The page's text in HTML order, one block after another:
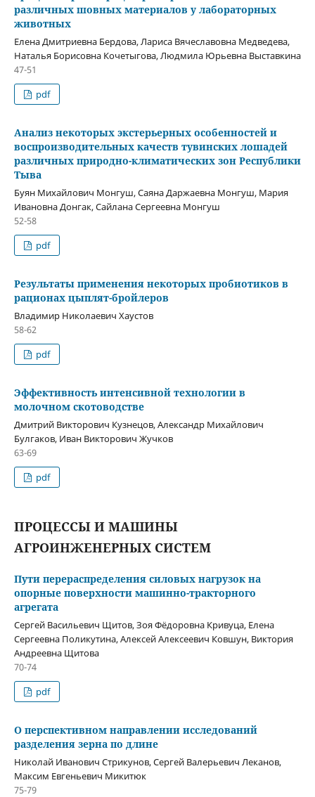
различных шовных материалов у лабораторных
животных
Елена Дмитриевна Бердова, Лариса Вячеславовна Медведева,
Наталья Борисовна Кочетыгова, Людмила Юрьевна Выставкина
47-51
pdf
Анализ некоторых экстерьерных особенностей и
воспроизводительных качеств тувинских лошадей
различных природно-климатических зон Республики
Тыва
Буян Михайлович Монгуш, Саяна Даржаевна Монгуш, Мария
Ивановна Донгак, Сайлана Сергеевна Монгуш
52-58
pdf
Результаты применения некоторых пробиотиков в
рационах цыплят-бройлеров
Владимир Николаевич Хаустов
58-62
pdf
Эффективность интенсивной технологии в
молочном скотоводстве
Дмитрий Викторович Кузнецов, Александр Михайлович
Булгаков, Иван Викторович Жучков
63-69
pdf
ПРОЦЕССЫ И МАШИНЫ
АГРОИНЖЕНЕРНЫХ СИСТЕМ
Пути перераспределения силовых нагрузок на
опорные поверхности машинно-тракторного
агрегата
Сергей Васильевич Щитов, Зоя Фёдоровна Кривуца, Елена
Сергеевна Поликутина, Алексей Алексеевич Ковшун, Виктория
Андреевна Щитова
70-74
pdf
О перспективном направлении исследований
разделения зерна по длине
Николай Иванович Стрикунов, Сергей Валерьевич Леканов,
Максим Евгеньевич Микитюк
75-79